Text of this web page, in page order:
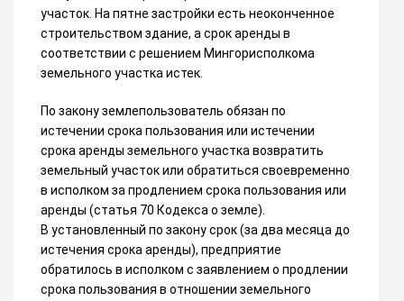
участок. На пятне застройки есть неоконченное
строительством здание, а срок аренды в
соответствии с решением Мингорисполкома
земельного участка истек.
По закону землепользователь обязан по
истечении срока пользования или истечении
срока аренды земельного участка возвратить
земельный участок или обратиться своевременно
в исполком за продлением срока пользования или
аренды (статья 70 Кодекса о земле).
В установленный по закону срок (за два месяца до
истечения срока аренды), предприятие
обратилось в исполком с заявлением о продлении
срока пользования в отношении земельного